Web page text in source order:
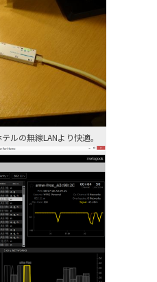
ルの無線LANより快適。